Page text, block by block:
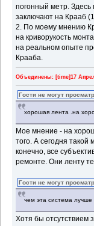
погонный метр.
заключают на Крааб
2. По моему мнению
на криворукость
на реальном опыте
Крааба.
Объединены: [time]17
Гости не могут
хорошая лента .на
Мое мнение - на
того. А сегодня
конечно, все
ремонте. Они ленту
Гости не могут
чем эта система
Хотя бы отсутствием